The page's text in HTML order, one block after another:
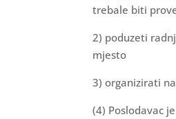
trebale biti
2) poduzeti
mjesto
3) organizirati
(4) Poslodavac